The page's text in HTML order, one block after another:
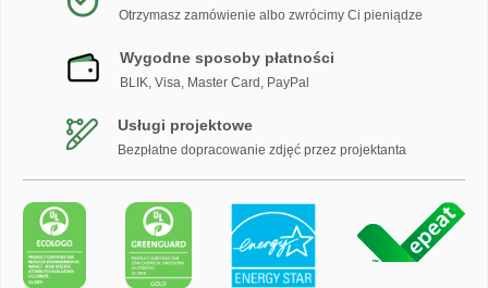
Otrzymasz zamówienie albo zwrócimy Ci pieniądze
Wygodne sposoby płatności
BLIK, Visa, Master Card, PayPal
Usługi projektowe
Bezpłatne dopracowanie zdjęć przez projektanta